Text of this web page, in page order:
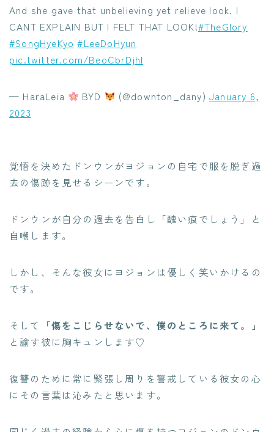
And she gave that unbelieving yet relieve look. I
CANT EXPLAIN BUT I FELT THAT LOOK!#TheGlory
#SongHyeKyo #LeeDoHyun
pic.twitter.com/BeoCbrDjhl
— HaraLeia BYD (@downton_dany) January 6,
2023
覚悟を決めたドンウンがヨジョンの自宅で服を脱ぎ過
去の傷跡を見せるシーンです。
ドンウンが自分の過去を告白し「醜い痕でしょう」と
自嘲します。
しかし、そんな彼女にヨジョンは優しく笑いかけるの
です。
そして
「傷をこじらせないで、僕のところに来て。」
と諭す彼に胸キュンします♡
復讐のために常に緊張し周りを警戒している彼女の心
にその言葉は沁みたと思います。